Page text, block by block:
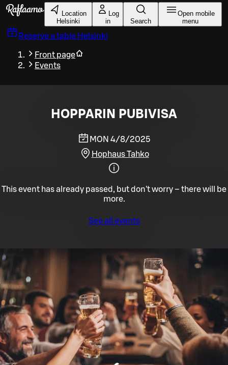
Skip to main content
Location
Helsinki
Log
in
Search
Open mobile
menu
Reserve a table Helsinki
Front page
Events
HOPPARIN PUBIVISA
MON 4/8/2025
Hophaus Tahko
This event has already passed, but don't worry – there will be
more.
See all events